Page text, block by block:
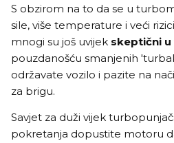
S obzirom na to da se u
sile, više temperature i veći
mnogi su još uvijek skeptični u
pouzdanošću smanjenih
održavate vozilo i pazite na
za brigu.
Savjet za duži vijek
pokretanja dopustite motoru